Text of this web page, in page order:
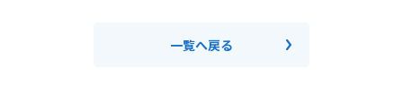
一覧へ戻る